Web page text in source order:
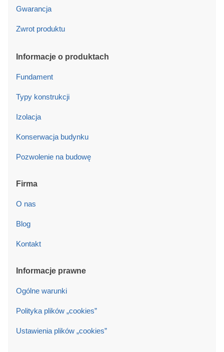
Gwarancja
Zwrot produktu
Informacje o produktach
Fundament
Typy konstrukcji
Izolacja
Konserwacja budynku
Pozwolenie na budowę
Firma
O nas
Blog
Kontakt
Informacje prawne
Ogólne warunki
Polityka plików „cookies”
Ustawienia plików „cookies”